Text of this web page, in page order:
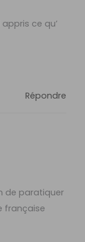
appris ce qu’
Répondre
de paratiquer
française